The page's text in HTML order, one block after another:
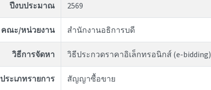
ปีงบประมาณ 2569
คณะ/หน่วยงาน สำนักงานอธิการบดี
วิธีการจัดหา วิธีประกวดราคาอิเล็กทรอนิกส์ (e-bidding)
ประเภทรายการ สัญญาซื้อขาย